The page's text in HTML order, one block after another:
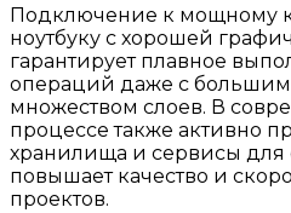
Подключение к мощному
ноутбуку с хорошей
гарантирует плавное
операций даже с
множеством слоев. В
процессе также активно
хранилища и сервисы для
повышает качество и
проектов.